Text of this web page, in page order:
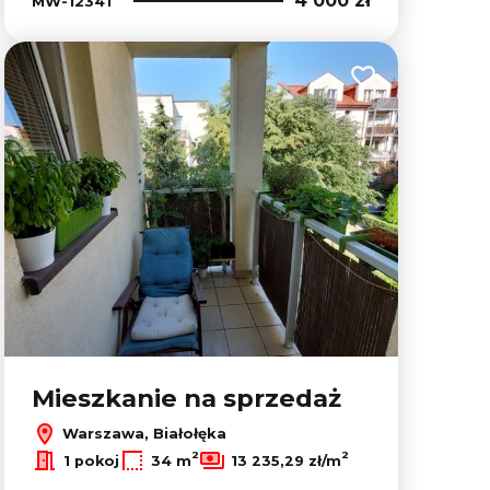
Dodaj do
Mieszkanie na sprzedaż
Warszawa, Białołęka
1 pokoj 34 m2 13 235,29 zł/m2